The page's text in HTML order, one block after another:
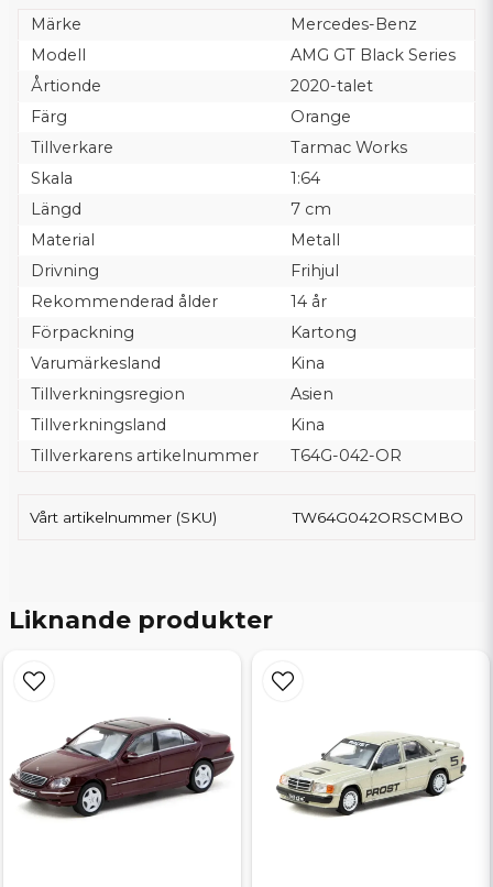
Märke
Mercedes-Benz
Modell
AMG GT Black Series
Årtionde
2020-talet
Färg
Orange
Tillverkare
Tarmac Works
Skala
1:64
Längd
7 cm
Material
Metall
Drivning
Frihjul
Rekommenderad ålder
14 år
Förpackning
Kartong
Varumärkesland
Kina
Tillverkningsregion
Asien
Tillverkningsland
Kina
Tillverkarens artikelnummer
T64G-042-OR
Vårt artikelnummer (SKU) TW64G042ORSCMBO
Liknande produkter